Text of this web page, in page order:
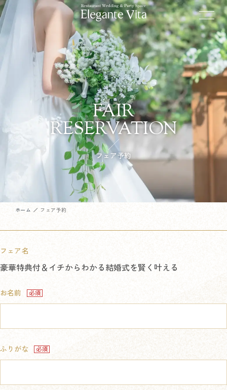
FAIR
RESERVATION
フェア予約
ホーム フェア予約
フェア名
豪華特典付＆イチからわかる結婚式を賢く叶える
お名前
ふりがな